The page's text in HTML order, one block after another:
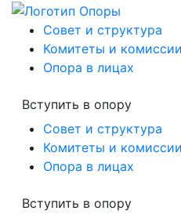
Совет и структура
Комитеты и комиссии
Опора в лицах
Вступить в опору
Совет и структура
Комитеты и комиссии
Опора в лицах
Вступить в опору